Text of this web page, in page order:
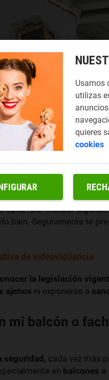
seguridad hay que
optan por instalar
bien. Seguramente te
de videovigilancia
la legislación
ajenos ni exponerse a
mi balcón o
seguridad, cada vez más
en balcones o
Usamos
utilizas
quieres
cookies